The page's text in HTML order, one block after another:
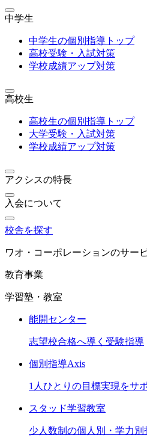
中学生
中学生の個別指導トップ
高校受験・入試対策
学校成績アップ対策
高校生
高校生の個別指導トップ
大学受験・入試対策
学校成績アップ対策
アクシスの特長
入会について
校舎を探す
ワオ・コーポレーションのサー
教育事業
学習塾・教室
能開センター
志望校合格へ導く受験指導
個別指導Axis
1人ひとりの目標実現をサ
スタッド学習教室
少人数制の個人別・学力別